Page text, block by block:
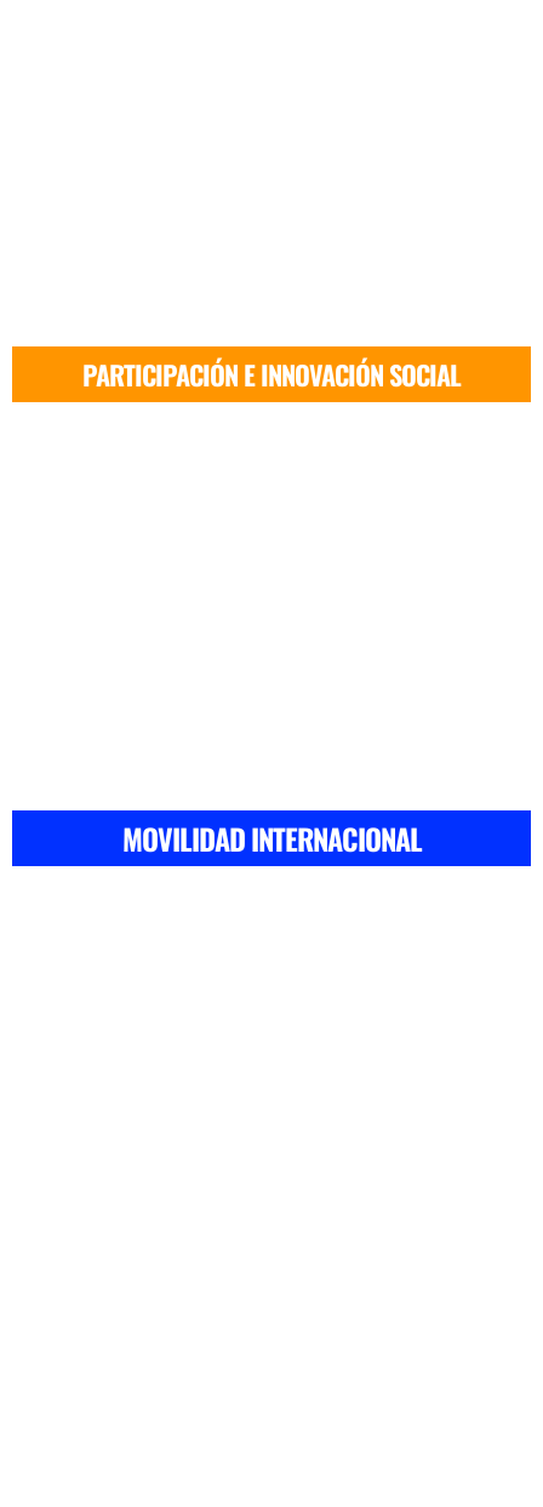
PARTICIPACIÓN E INNOVACIÓN SOCIAL
MOVILIDAD INTERNACIONAL